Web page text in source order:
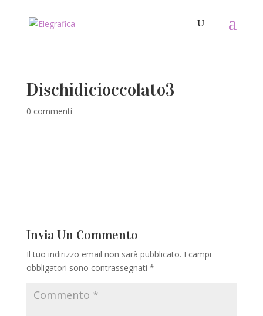
Dischidicioccolato3
0 commenti
Invia Un Commento
Il tuo indirizzo email non sarà pubblicato. I campi
obbligatori sono contrassegnati *